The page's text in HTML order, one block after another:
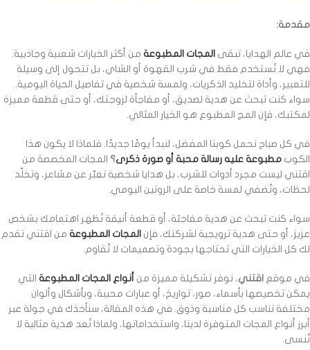
مقدمة:
في عالم الهدايا، تبقى المجات المطبوعة من أكثر الخيارات شعبية وجاذبية.
فهي لا تُستخدم فقط في شرب القهوة أو الشاي، بل تتحول إلى وسيلة
للتعبير، وأداة لتخليد الذكريات، ولمسة شخصية في تفاصيل الحياة اليومية.
سواء كنت تبحث عن هدية لصديق، أو مفاجأة لزوجتك، أو حتى قطعة مميزة
لمكتبك، فإن المج المطبوع هو الخيار المثالي.
في كل صباح نحمل كوبنا المفضل، لنبدأ يومًا جديدًا. فلماذا لا يكون هذا
الكوب مطبوعة عليه رسالة محبة أو صورة ذكرى؟ المجات المخصصة من
اقتني ليست مجرد أدوات للشرب، بل هدايا شخصية تعبّر عن مشاعر، وتخلّد
لحظات، وتُضفي لمسة خاصة على الروتين اليومي.
سواء كنت تبحث عن هدية مفاجئة، أو قطعة أنيقة تُظهر اهتمامك بشخص
عزيز، أو حتى هدية ترويجية لشركتك، فإن المجات المطبوعة من اقتني تقدم
لك كل الخيارات التي تحتاجها بجودة وتصميمات لا تُقاوم.
في موقع اقتني، نوفر تشكيلة مميزة من أنواع المجات المطبوعة التي
يمكن تخصيصها بأسماء، صور، تواريخ، أو عبارات محببة، وبأشكال وألوان
مختلفة تناسب كل مناسبة وذوق. في هذه المقالة، سنأخذك في جولة عبر
أبرز أنواع المجات المتوفرة لدينا، واستخداماتها، ولماذا تُعد هدية مثالية لا
تُنسى.